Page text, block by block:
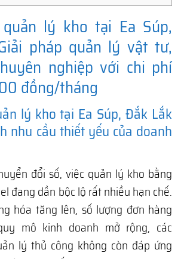
lý kho tại Ea Súp,
pháp quản lý vật tư,
nghiệp với chi phí
đồng/tháng
lý kho tại Ea Súp, Đắk Lắk
nhu cầu thiết yếu của doanh
đổi số, việc quản lý kho bằng
đang dần bộc lộ rất nhiều hạn chế.
hóa tăng lên, số lượng đơn hàng
mô kinh doanh mở rộng, các
lý thủ công không còn đáp ứng